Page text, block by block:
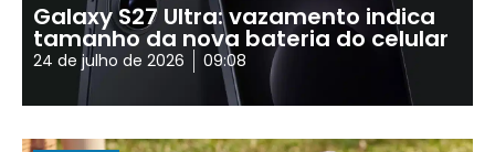
Galaxy S27 Ultra: vazamento indica
tamanho da nova bateria do celular
24 de julho de 2026 09:08